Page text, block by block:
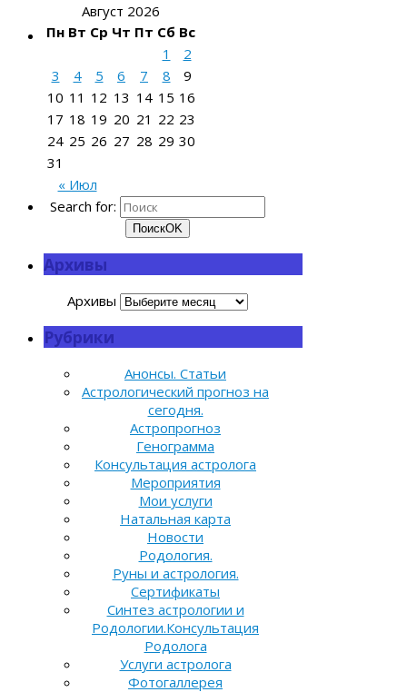
Август 2026
Пн Вт Ср Чт Пт Сб Вс
« Июл
1
2
3
4 5 6 7 8
9
10 11 12 13 14 15 16
17 18 19 20 21 22 23
24 25 26 27 28 29 30
31
Search for:
ПоискOK
Архивы
Архивы
Рубрики
Анонсы. Статьи
Астрологический прогноз на
сегодня.
Астропрогноз
Генограмма
Консультация астролога
Мероприятия
Мои услуги
Натальная карта
Новости
Родология.
Руны и астрология.
Сертификаты
Синтез астрологии и
Родологии.Консультация
Родолога
Услуги астролога
Фотогаллерея